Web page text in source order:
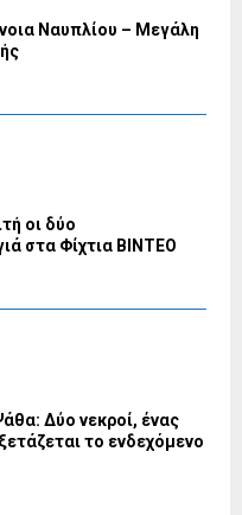
Ναυπλίου – Μεγάλη
οι δύο
στα Φίχτια ΒΙΝΤΕΟ
Δύο νεκροί, ένας
το ενδεχόμενο